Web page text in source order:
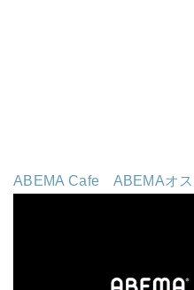
ABEMA Cafe ABEMAオス